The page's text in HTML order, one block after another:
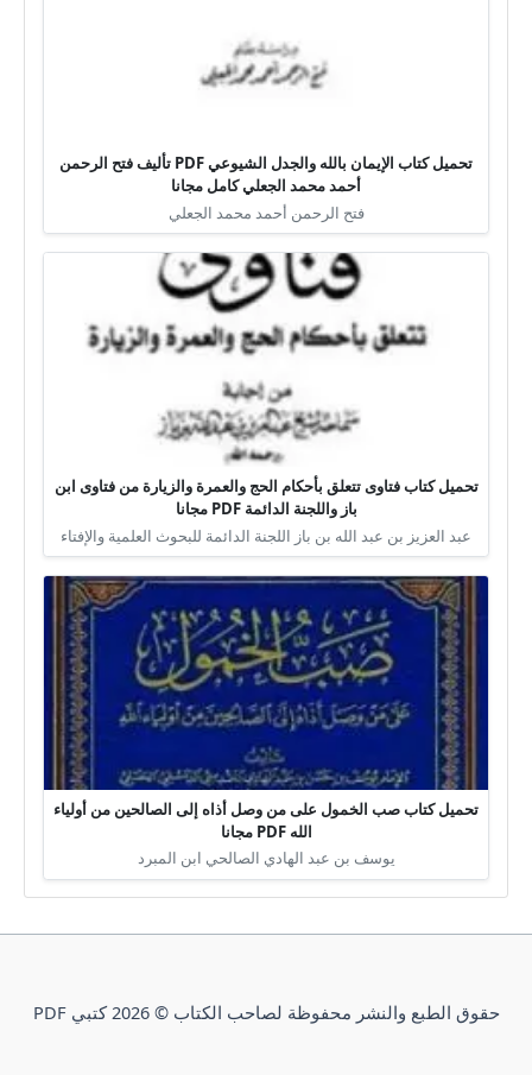
تحميل كتاب الإيمان بالله والجدل الشيوعي PDF تأليف فتح الرحمن
أحمد محمد الجعلي كامل مجانا
فتح الرحمن أحمد محمد الجعلي
تحميل كتاب فتاوى تتعلق بأحكام الحج والعمرة والزيارة من فتاوى ابن
باز واللجنة الدائمة PDF مجانا
عبد العزيز بن عبد الله بن باز اللجنة الدائمة للبحوث العلمية والإفتاء
تحميل كتاب صب الخمول على من وصل أذاه إلى الصالحين من أولياء
الله PDF مجانا
يوسف بن عبد الهادي الصالحي ابن المبرد
حقوق الطبع والنشر محفوظة لصاحب الكتاب © 2026 كتبي PDF